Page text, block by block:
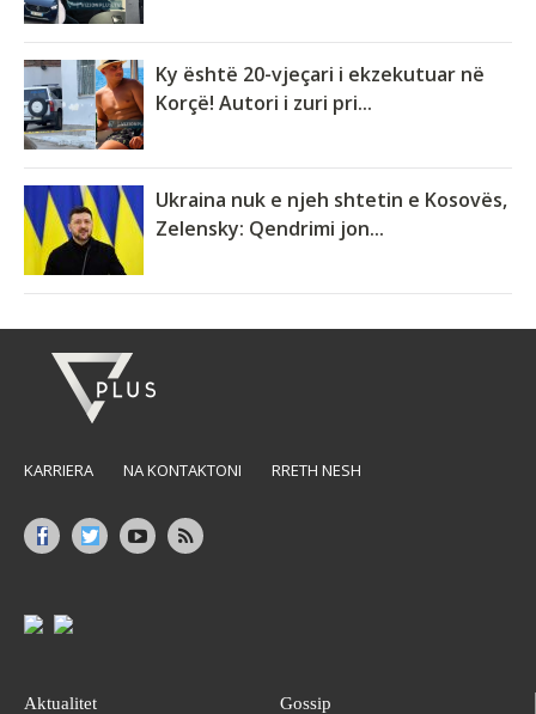
Ky është 20-vjeçari i ekzekutuar në
Korçë! Autori i zuri pri...
Ukraina nuk e njeh shtetin e Kosovës,
Zelensky: Qendrimi jon...
KARRIERA NA KONTAKTONI RRETH NESH
Aktualitet Gossip